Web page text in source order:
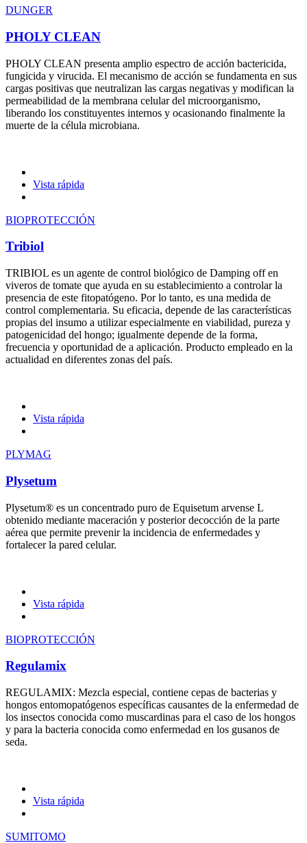
DUNGER
PHOLY CLEAN
PHOLY CLEAN presenta amplio espectro de acción bactericida,
fungicida y virucida. El mecanismo de acción se fundamenta en sus
cargas positivas que neutralizan las cargas negativas y modifican la
permeabilidad de la membrana celular del microorganismo,
liberando los constituyentes internos y ocasionando finalmente la
muerte de la célula microbiana.
Vista rápida
BIOPROTECCIÓN
Tribiol
TRIBIOL es un agente de control biológico de Damping off en
viveros de tomate que ayuda en su establecimiento a controlar la
presencia de este fitopatógeno. Por lo tanto, es una medida de
control complementaria. Su eficacia, depende de las características
propias del insumo a utilizar especialmente en viabilidad, pureza y
patogenicidad del hongo; igualmente depende de la forma,
frecuencia y oportunidad de a aplicación. Producto empleado en la
actualidad en diferentes zonas del país.
Vista rápida
PLYMAG
Plysetum
Plysetum® es un concentrado puro de Equisetum arvense L
obtenido mediante maceración y posterior decocción de la parte
aérea que permite prevenir la incidencia de enfermedades y
fortalecer la pared celular.
Vista rápida
BIOPROTECCIÓN
Regulamix
REGULAMIX: Mezcla especial, contiene cepas de bacterias y
hongos entomopatógenos específicas causantes de la enfermedad de
los insectos conocida como muscardinas para el caso de los hongos
y para la bacteria conocida como enfermedad en los gusanos de
seda.
Vista rápida
SUMITOMO